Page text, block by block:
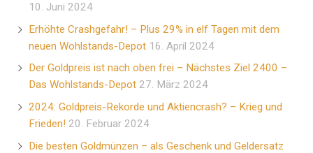
10. Juni 2024
Erhöhte Crashgefahr! – Plus 29% in elf Tagen mit dem
neuen Wohlstands-Depot 16. April 2024
Der Goldpreis ist nach oben frei – Nächstes Ziel 2400 –
Das Wohlstands-Depot 27. März 2024
2024: Goldpreis-Rekorde und Aktiencrash? – Krieg und
Frieden! 20. Februar 2024
Die besten Goldmünzen – als Geschenk und Geldersatz